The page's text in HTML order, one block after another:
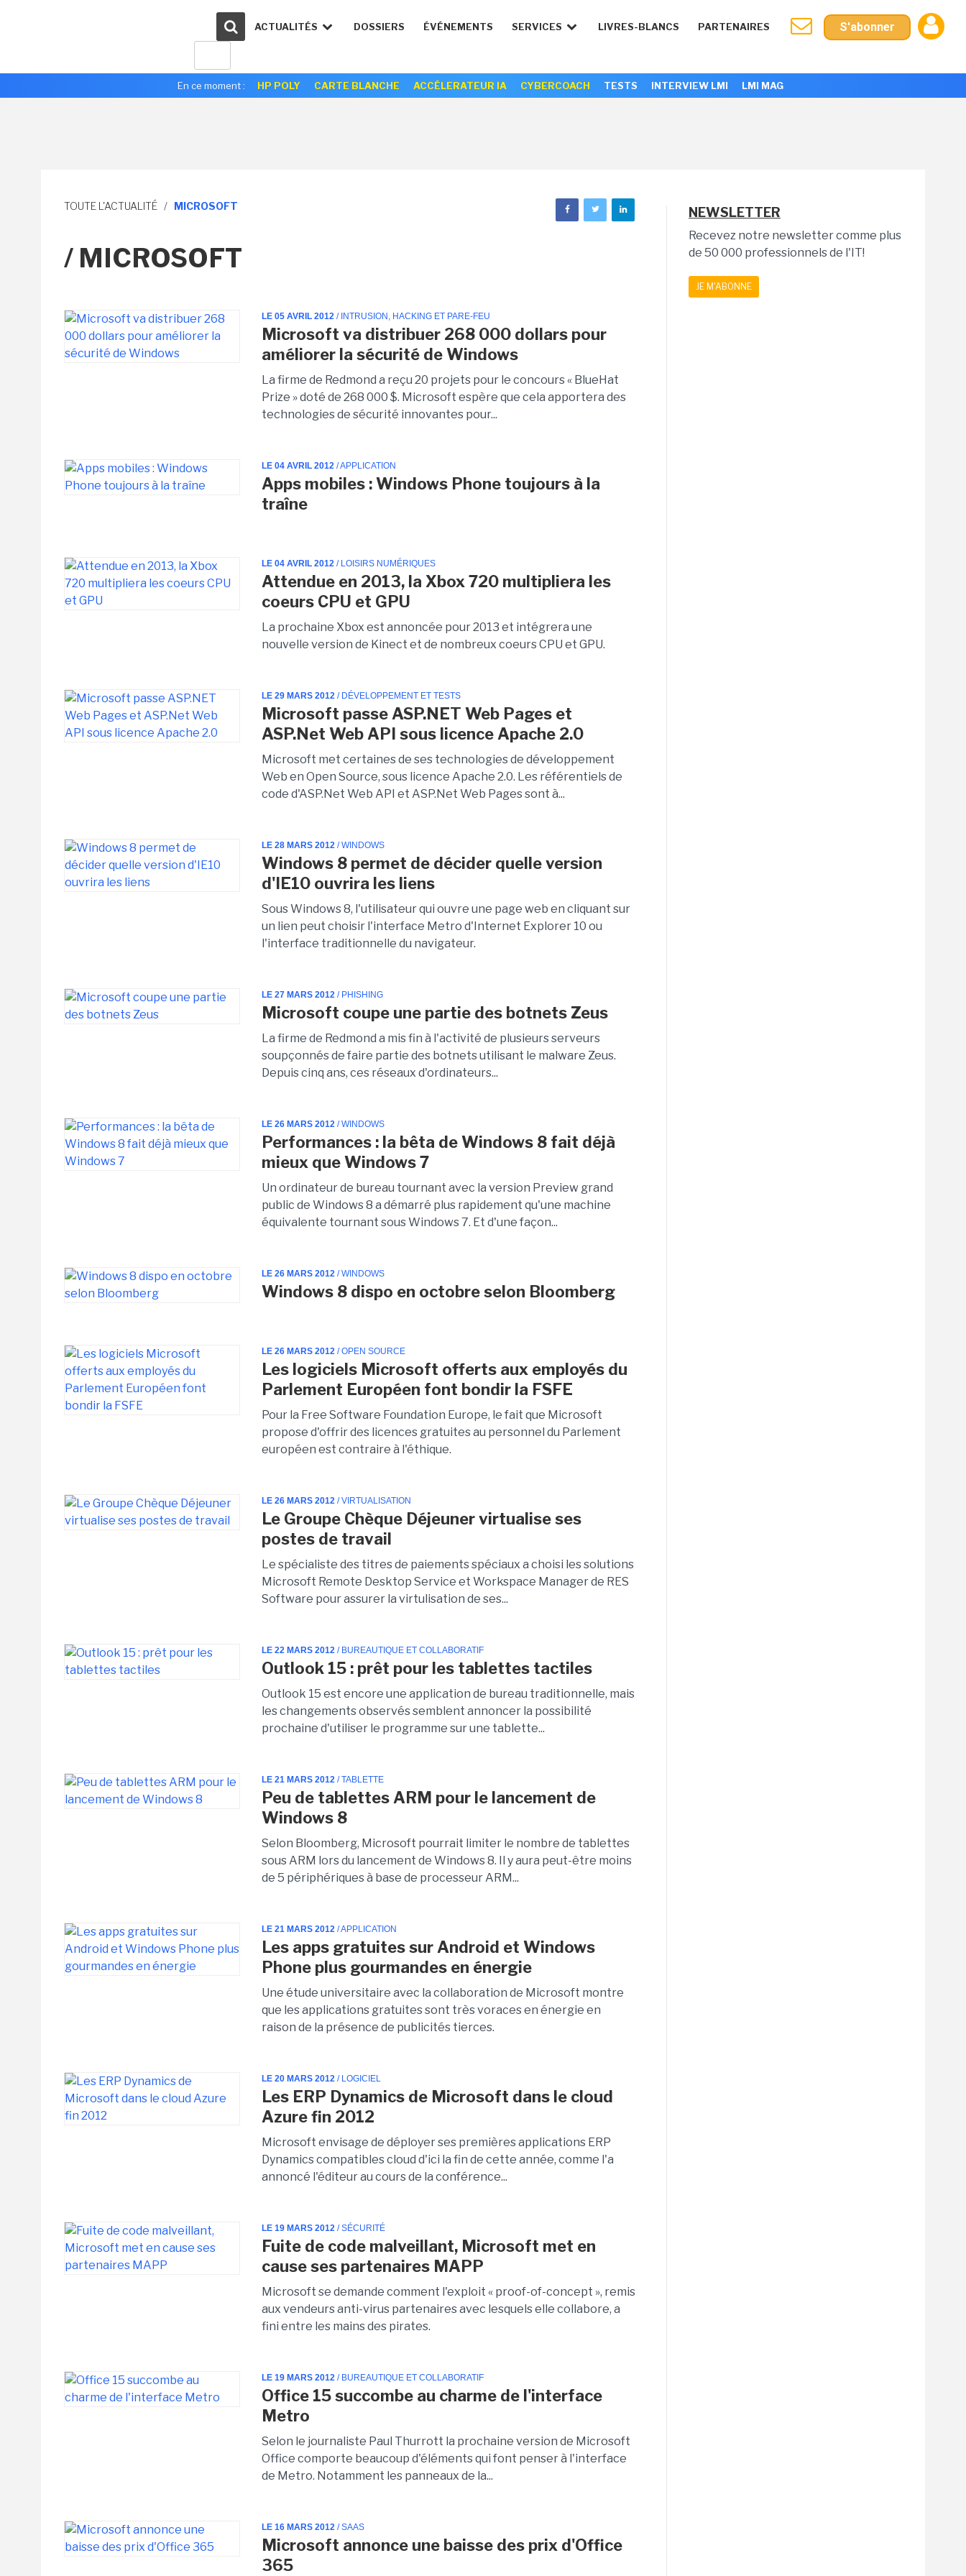
ACTUALITÉS DOSSIERS ÉVÉNEMENTS SERVICES LIVRES-BLANCS PARTENAIRES S'abonner
En ce moment : HP POLY CARTE BLANCHE ACCÉLERATEUR IA CYBERCOACH TESTS INTERVIEW LMI LMI MAG
TOUTE L'ACTUALITÉ / MICROSOFT
/ MICROSOFT
LE 05 AVRIL 2012 / INTRUSION, HACKING ET PARE-FEU
Microsoft va distribuer 268 000 dollars pour
améliorer la sécurité de Windows
La firme de Redmond a reçu 20 projets pour le concours « BlueHat
Prize » doté de 268 000 $. Microsoft espère que cela apportera des
technologies de sécurité innovantes pour...
LE 04 AVRIL 2012 / APPLICATION
Apps mobiles : Windows Phone toujours à la
traîne
LE 04 AVRIL 2012 / LOISIRS NUMÉRIQUES
Attendue en 2013, la Xbox 720 multipliera les
coeurs CPU et GPU
La prochaine Xbox est annoncée pour 2013 et intégrera une
nouvelle version de Kinect et de nombreux coeurs CPU et GPU.
LE 29 MARS 2012 / DÉVELOPPEMENT ET TESTS
Microsoft passe ASP.NET Web Pages et
ASP.Net Web API sous licence Apache 2.0
Microsoft met certaines de ses technologies de développement
Web en Open Source, sous licence Apache 2.0. Les référentiels de
code d'ASP.Net Web API et ASP.Net Web Pages sont à...
LE 28 MARS 2012 / WINDOWS
Windows 8 permet de décider quelle version
d'IE10 ouvrira les liens
Sous Windows 8, l'utilisateur qui ouvre une page web en cliquant sur
un lien peut choisir l'interface Metro d'Internet Explorer 10 ou
l'interface traditionnelle du navigateur.
LE 27 MARS 2012 / PHISHING
Microsoft coupe une partie des botnets Zeus
La firme de Redmond a mis fin à l'activité de plusieurs serveurs
soupçonnés de faire partie des botnets utilisant le malware Zeus.
Depuis cinq ans, ces réseaux d'ordinateurs...
LE 26 MARS 2012 / WINDOWS
Performances : la bêta de Windows 8 fait déjà
mieux que Windows 7
Un ordinateur de bureau tournant avec la version Preview grand
public de Windows 8 a démarré plus rapidement qu'une machine
équivalente tournant sous Windows 7. Et d'une façon...
LE 26 MARS 2012 / WINDOWS
Windows 8 dispo en octobre selon Bloomberg
LE 26 MARS 2012 / OPEN SOURCE
Les logiciels Microsoft offerts aux employés du
Parlement Européen font bondir la FSFE
Pour la Free Software Foundation Europe, le fait que Microsoft
propose d'offrir des licences gratuites au personnel du Parlement
européen est contraire à l'éthique.
LE 26 MARS 2012 / VIRTUALISATION
Le Groupe Chèque Déjeuner virtualise ses
postes de travail
Le spécialiste des titres de paiements spéciaux a choisi les solutions
Microsoft Remote Desktop Service et Workspace Manager de RES
Software pour assurer la virtulisation de ses...
LE 22 MARS 2012 / BUREAUTIQUE ET COLLABORATIF
Outlook 15 : prêt pour les tablettes tactiles
Outlook 15 est encore une application de bureau traditionnelle, mais
les changements observés semblent annoncer la possibilité
prochaine d'utiliser le programme sur une tablette...
LE 21 MARS 2012 / TABLETTE
Peu de tablettes ARM pour le lancement de
Windows 8
Selon Bloomberg, Microsoft pourrait limiter le nombre de tablettes
sous ARM lors du lancement de Windows 8. Il y aura peut-être moins
de 5 périphériques à base de processeur ARM...
LE 21 MARS 2012 / APPLICATION
Les apps gratuites sur Android et Windows
Phone plus gourmandes en énergie
Une étude universitaire avec la collaboration de Microsoft montre
que les applications gratuites sont très voraces en énergie en
raison de la présence de publicités tierces.
LE 20 MARS 2012 / LOGICIEL
Les ERP Dynamics de Microsoft dans le cloud
Azure fin 2012
Microsoft envisage de déployer ses premières applications ERP
Dynamics compatibles cloud d'ici la fin de cette année, comme l'a
annoncé l'éditeur au cours de la conférence...
LE 19 MARS 2012 / SÉCURITÉ
Fuite de code malveillant, Microsoft met en
cause ses partenaires MAPP
Microsoft se demande comment l'exploit « proof-of-concept », remis
aux vendeurs anti-virus partenaires avec lesquels elle collabore, a
fini entre les mains des pirates.
LE 19 MARS 2012 / BUREAUTIQUE ET COLLABORATIF
Office 15 succombe au charme de l'interface
Metro
Selon le journaliste Paul Thurrott la prochaine version de Microsoft
Office comporte beaucoup d'éléments qui font penser à l'interface
de Metro. Notamment les panneaux de la...
LE 16 MARS 2012 / SAAS
Microsoft annonce une baisse des prix d'Office
365
NEWSLETTER
Recevez notre newsletter comme plus
de 50 000 professionnels de l'IT!
JE M'ABONNE